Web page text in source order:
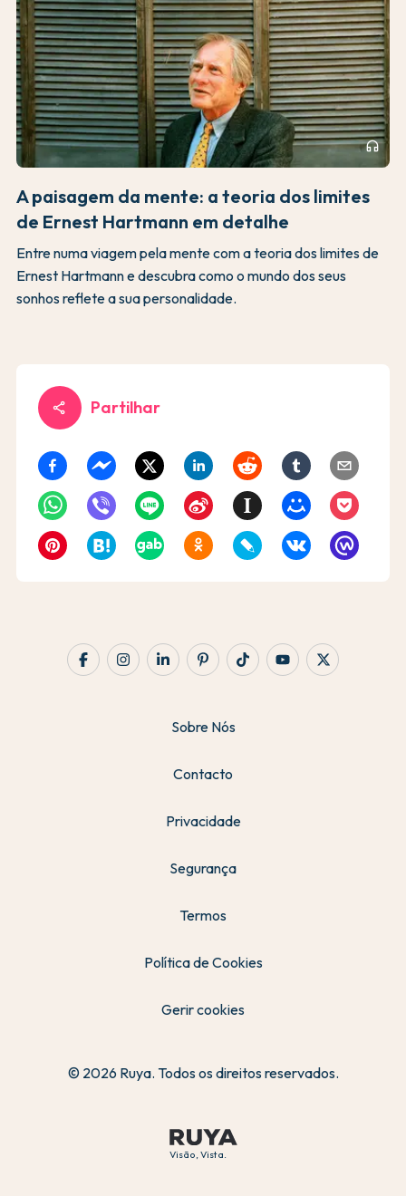
headphones
A paisagem da mente: a teoria dos limites
de Ernest Hartmann em detalhe
Entre numa viagem pela mente com a teoria dos limites de
Ernest Hartmann e descubra como o mundo dos seus
sonhos reflete a sua personalidade.
share Partilhar
Visão, Vista.
Sobre Nós
Contacto
Privacidade
Segurança
Termos
Política de Cookies
Gerir cookies
© 2026 Ruya. Todos os direitos reservados.